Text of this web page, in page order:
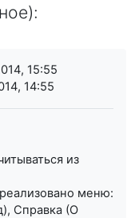
15:55
14:55
из
меню:
Справка (О